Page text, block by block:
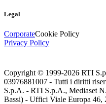
Legal
CorporateCookie Policy
Privacy Policy
Copyright © 1999-2026 RTI
03976881007 - Tutti i diritti
S.p.A. - RTI S.p.A., Mediaset
Bassi) - Uffici Viale Europa 46,